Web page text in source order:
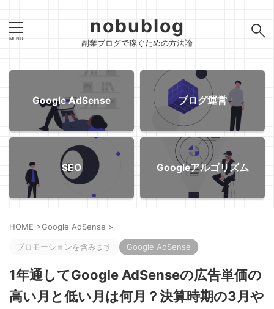
nobublog
副業ブログで稼ぐための方法論
Google AdSense ブログ運営
SEO Googleアルゴリズム
HOME >Google AdSense >
プロモーションを含みます Google AdSense
1年通してGoogle AdSenseの広告単価の
高い月と低い月は何月？決算時期の3月や